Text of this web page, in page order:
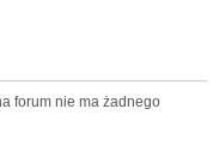
forum nie ma żadnego